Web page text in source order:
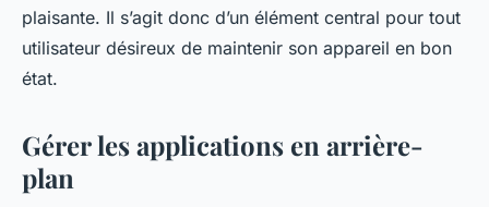
plaisante. Il s’agit donc d’un élément central pour tout
utilisateur désireux de maintenir son appareil en bon
état.
Gérer les applications en arrière-
plan